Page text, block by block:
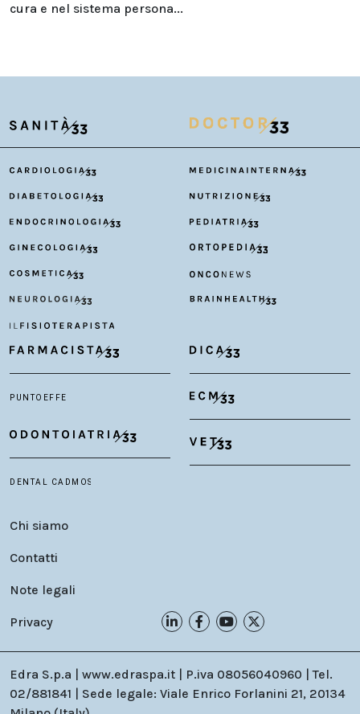
cura e nel sistema persona...
Chi siamo
Contatti
Note legali
Privacy
Edra S.p.a | www.edraspa.it | P.iva 08056040960 | Tel.
02/881841 | Sede legale: Viale Enrico Forlanini 21, 20134